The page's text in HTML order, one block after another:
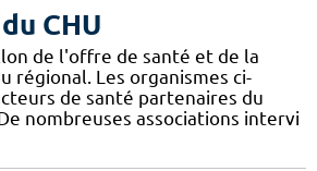
CHU
de l'offre de santé et de la
régional. Les organismes ci-
de santé partenaires du
nombreuses associations intervi